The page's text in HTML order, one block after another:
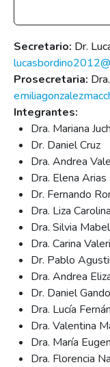
Secretario: Dr.
Prosecretaria:
Integrantes:
Dra. Mariana
Dr. Daniel Cruz
Dra. Andrea
Dra. Elena Arias
Dr. Fernando
Dra. Liza
Dra. Silvia
Dra. Carina
Dr. Pablo
Dra. Andrea
Dr. Daniel
Dra. Lucía
Dra. Valentina
Dra. María
Dra. Florencia